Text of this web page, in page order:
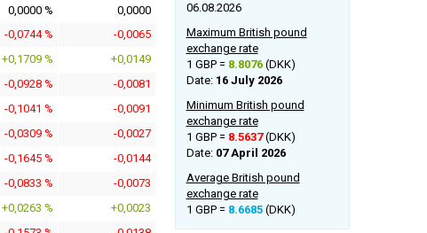
0,0000 %
0,0000
-0,0744 %
-0,0065
+0,1709 %
+0,0149
-0,0928 %
-0,0081
-0,1041 %
-0,0091
-0,0309 %
-0,0027
-0,1645 %
-0,0144
-0,0833 %
-0,0073
+0,0263 %
+0,0023
06.08.2026
Maximum British pound
exchange rate
1 GBP = 8.8076(DKK)
Date: 16 July 2026
Minimum British pound
exchange rate
1 GBP = 8.5637(DKK)
Date: 07 April 2026
Average British pound
exchange rate
1 GBP = 8.6685(DKK)